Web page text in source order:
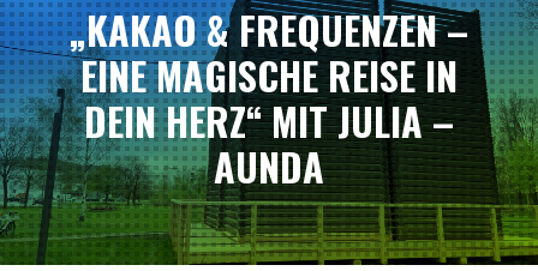
„KAKAO & FREQUENZEN –
EINE MAGISCHE REISE IN
DEIN HERZ“ MIT JULIA –
AUNDA